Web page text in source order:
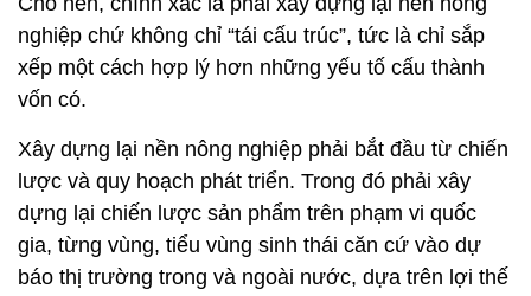
nghiệp chứ không chỉ “tái cấu trúc”, tức là chỉ sắp
xếp một cách hợp lý hơn những yếu tố cấu thành
vốn có.
Xây dựng lại nền nông nghiệp phải bắt đầu từ chiến
lược và quy hoạch phát triển. Trong đó phải xây
dựng lại chiến lược sản phẩm trên phạm vi quốc
gia, từng vùng, tiểu vùng sinh thái căn cứ vào dự
báo thị trường trong và ngoài nước, dựa trên lợi thế